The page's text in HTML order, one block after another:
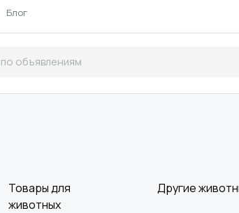
Блог
Товары для
животных
Другие